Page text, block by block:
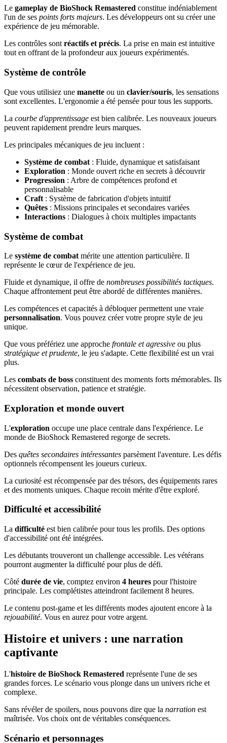
Le gameplay de BioShock Remastered constitue indéniablement
l'un de ses points forts majeurs. Les développeurs ont su créer une
expérience de jeu mémorable.
Les contrôles sontréactifs et précis. La prise en main est intuitive
tout en offrant de la profondeur aux joueurs expérimentés.
Système de contrôle
Que vous utilisiez une manette ou un clavier/souris, les sensations
sont excellentes. L'ergonomie a été pensée pour tous les supports.
La courbe d'apprentissage est bien calibrée. Les nouveaux joueurs
peuvent rapidement prendre leurs marques.
Les principales mécaniques de jeu incluent :
Système de combat : Fluide, dynamique et satisfaisant
Exploration : Monde ouvert riche en secrets à découvrir
Progression : Arbre de compétences profond et
personnalisable
Craft : Système de fabrication d'objets intuitif
Quêtes : Missions principales et secondaires variées
Interactions : Dialogues à choix multiples impactants
Système de combat
Le système de combat mérite une attention particulière. Il
représente le cœur de l'expérience de jeu.
Fluide et dynamique, il offre de nombreuses possibilités tactiques.
Chaque affrontement peut être abordé de différentes manières.
Les compétences et capacités à débloquer permettent une vraie
personnalisation. Vous pouvez créer votre propre style de jeu
unique.
Que vous préfériez une approche frontale et agressive ou plus
stratégique et prudente, le jeu s'adapte. Cette flexibilité est un vrai
plus.
Les combats de boss constituent des moments forts mémorables. Ils
nécessitent observation, patience et stratégie.
Exploration et monde ouvert
L'exploration occupe une place centrale dans l'expérience. Le
monde de BioShock Remastered regorge de secrets.
Des quêtes secondaires intéressantes parsèment l'aventure. Les défis
optionnels récompensent les joueurs curieux.
La curiosité est récompensée par des trésors, des équipements rares
et des moments uniques. Chaque recoin mérite d'être exploré.
Difficulté et accessibilité
La difficulté est bien calibrée pour tous les profils. Des options
d'accessibilité ont été intégrées.
Les débutants trouveront un challenge accessible. Les vétérans
pourront augmenter la difficulté pour plus de défi.
Côté durée de vie, comptez environ 4 heures pour l'histoire
principale. Les complétistes atteindront facilement 8 heures.
Le contenu post-game et les différents modes ajoutent encore à la
rejouabilité. Vous en aurez pour votre argent.
Histoire et univers : une narration
captivante
L'histoire de BioShock Remastered représente l'une de ses
grandes forces. Le scénario vous plonge dans un univers riche et
complexe.
Sans révéler de spoilers, nous pouvons dire que la narration est
maîtrisée. Vos choix ont de véritables conséquences.
Scénario et personnages